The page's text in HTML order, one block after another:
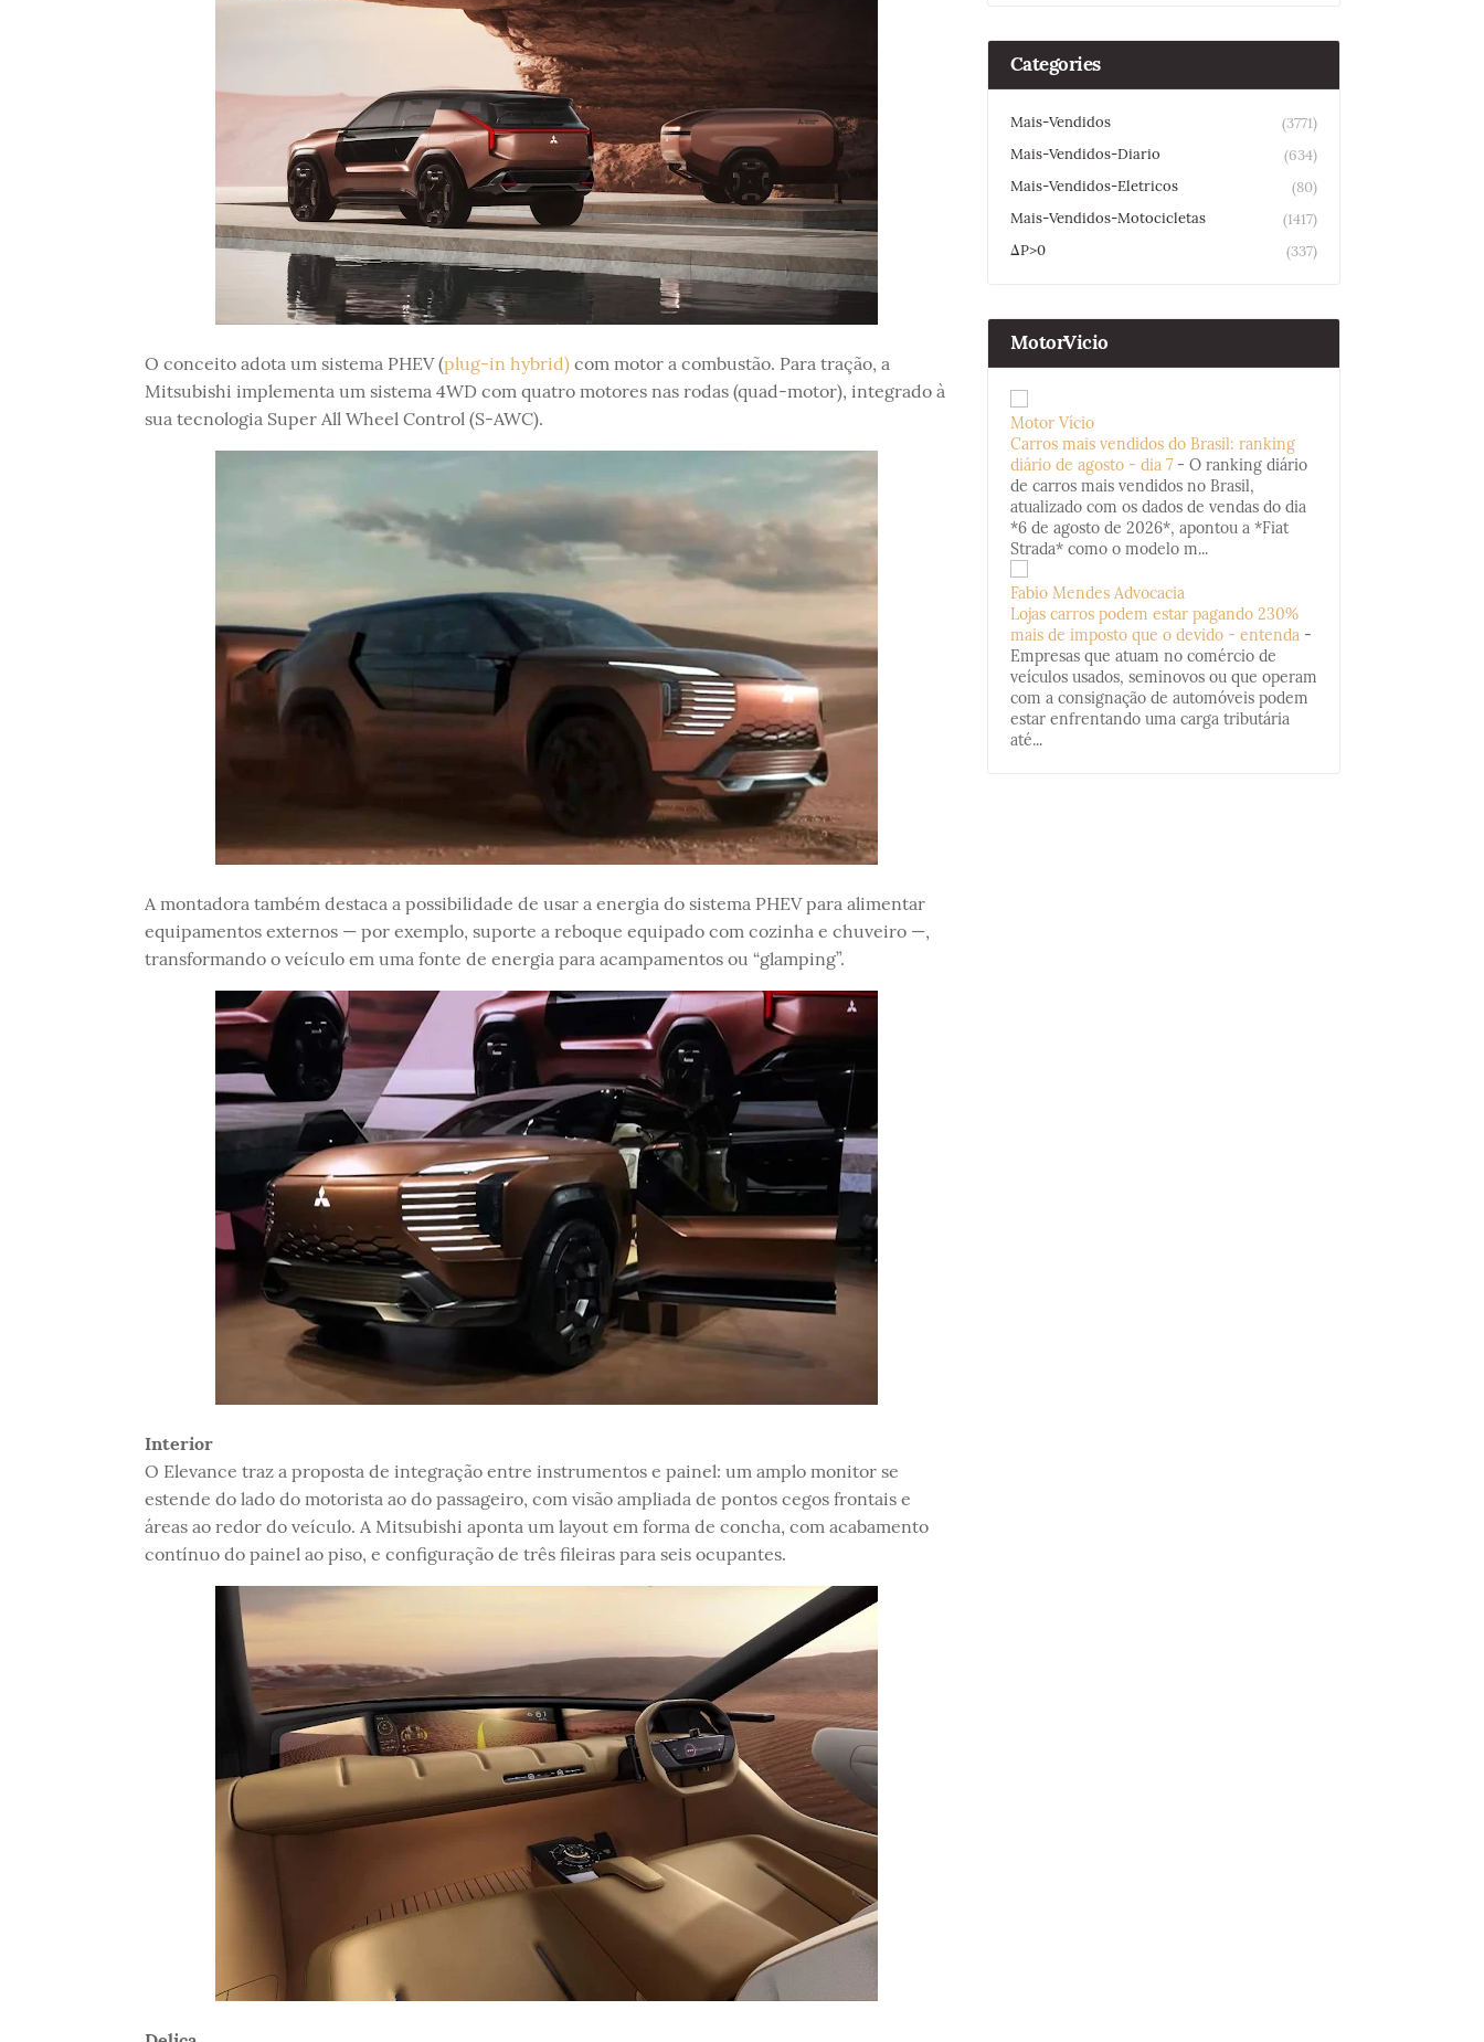
O conceito adota um sistema PHEV (plug-in hybrid)com motor a combustão. Para tração, a
Mitsubishi implementa um sistema 4WD com quatro motores nas rodas (quad-motor), integrado à
sua tecnologia Super All Wheel Control (S-AWC).
A montadora também destaca a possibilidade de usar a energia do sistema PHEV para alimentar
equipamentos externos — por exemplo, suporte a reboque equipado com cozinha e chuveiro —,
transformando o veículo em uma fonte de energia para acampamentos ou “glamping”.
Interior
O Elevance traz a proposta de integração entre instrumentos e painel: um amplo monitor se
estende do lado do motorista ao do passageiro, com visão ampliada de pontos cegos frontais e
áreas ao redor do veículo. A Mitsubishi aponta um layout em forma de concha, com acabamento
contínuo do painel ao piso, e configuração de três fileiras para seis ocupantes.
Categories
Mais-Vendidos
(3771)
Mais-Vendidos-Diario
(634)
Mais-Vendidos-Eletricos
(80)
Mais-Vendidos-Motocicletas
(1417)
ΔP>0
(337)
MotorVicio
Motor Vício
Carros mais vendidos do Brasil: ranking
diário de agosto - dia 7 - O ranking diário
de carros mais vendidos no Brasil,
atualizado com os dados de vendas do dia
*6 de agosto de 2026*, apontou a *Fiat
Strada* como o modelo m...
Fabio Mendes Advocacia
Lojas carros podem estar pagando 230%
mais de imposto que o devido - entenda -
Empresas que atuam no comércio de
veículos usados, seminovos ou que operam
com a consignação de automóveis podem
estar enfrentando uma carga tributária
até...